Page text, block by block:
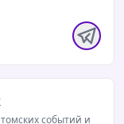
каждого
сможет
и
событий и